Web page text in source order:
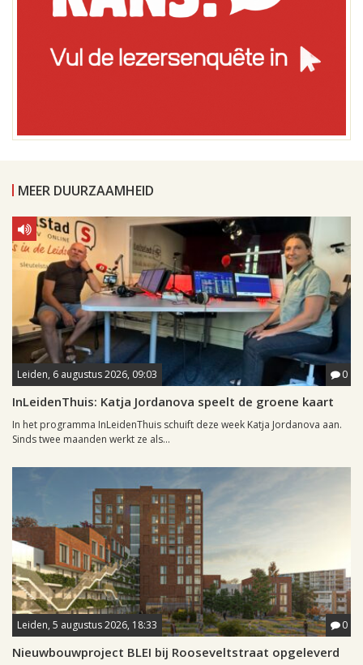
MEER DUURZAAMHEID
Leiden, 6 augustus 2026, 09:03 0
InLeidenThuis: Katja Jordanova speelt de groene kaart
In het programma InLeidenThuis schuift deze week Katja Jordanova aan.
Sinds twee maanden werkt ze als...
Leiden, 5 augustus 2026, 18:33 0
Nieuwbouwproject BLEI bij Rooseveltstraat opgeleverd